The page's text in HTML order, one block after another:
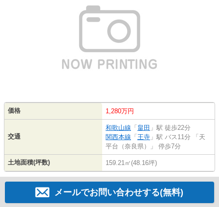
価格 1,280万円
交通
和歌山線 「 畠田 」駅 徒歩22分
関西本線 「 王寺 」駅 バス11分 「天
平台（奈良県）」 停歩7分
土地面積(坪数) 159.21㎡(48.16坪)
メールでお問い合わせする(無料)